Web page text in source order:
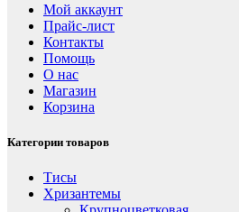
Мой аккаунт
Прайс-лист
Контакты
Помощь
О нас
Магазин
Корзина
Категории товаров
Тисы
Хризантемы